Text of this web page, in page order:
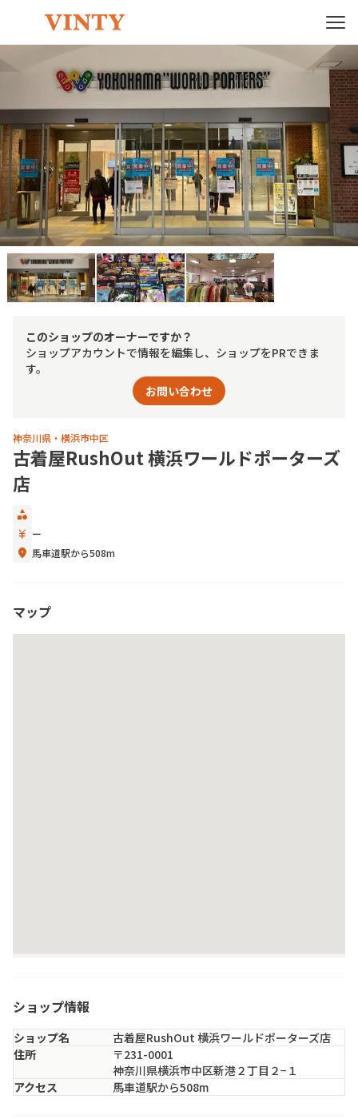
このショップのオーナーですか？
ショップアカウントで情報を編集し、ショップをPRできま
す。
お問い合わせ
神奈川県・横浜市中区
古着屋RushOut 横浜ワールドポーターズ
店
category
currency_yen ー
location_on 馬車道駅から508m
マップ
ショップ情報
ショップ名
古着屋RushOut 横浜ワールドポーターズ店
住所
〒231-0001
神奈川県横浜市中区新港２丁目２−１
アクセス
馬車道駅から508m